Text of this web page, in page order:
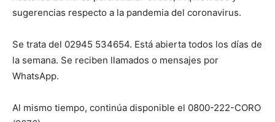
sugerencias respecto a la pandemia del coronavirus.
Se trata del 02945 534654. Está abierta todos los días de
la semana. Se reciben llamados o mensajes por
WhatsApp.
Al mismo tiempo, continúa disponible el 0800-222-CORO